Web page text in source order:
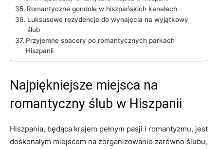
Romantyczne gondole w hiszpańskich kanałach
Luksusowe rezydencje​ do wynajęcia ​na ⁤wyjątkowy
‍ślub
Przyjemne spacery po romantycznych parkach
Hiszpanii
Najpiękniejsze miejsca na
romantyczny ślub w ⁢Hiszpanii
Hiszpania, będąca krajem pełnym pasji i romantyzmu, ⁢jest
doskonałym ‍miejscem na zorganizowanie zarówno ślubu,